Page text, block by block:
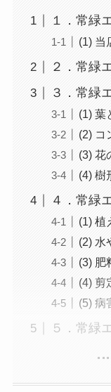
１．常緑
(1) 当
２．常緑
３．常緑
(1) 葉
(2) コ
(3) 花
(4) 樹
４．常緑
(1) 植
(2) 水
(3) 肥
(4) 剪
(5) 病
５．常緑